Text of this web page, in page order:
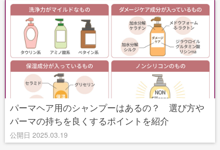
パーマヘア用のシャンプーはあるの？ 選び方や
パーマの持ちを良くするポイントを紹介
公開日 2025.03.19